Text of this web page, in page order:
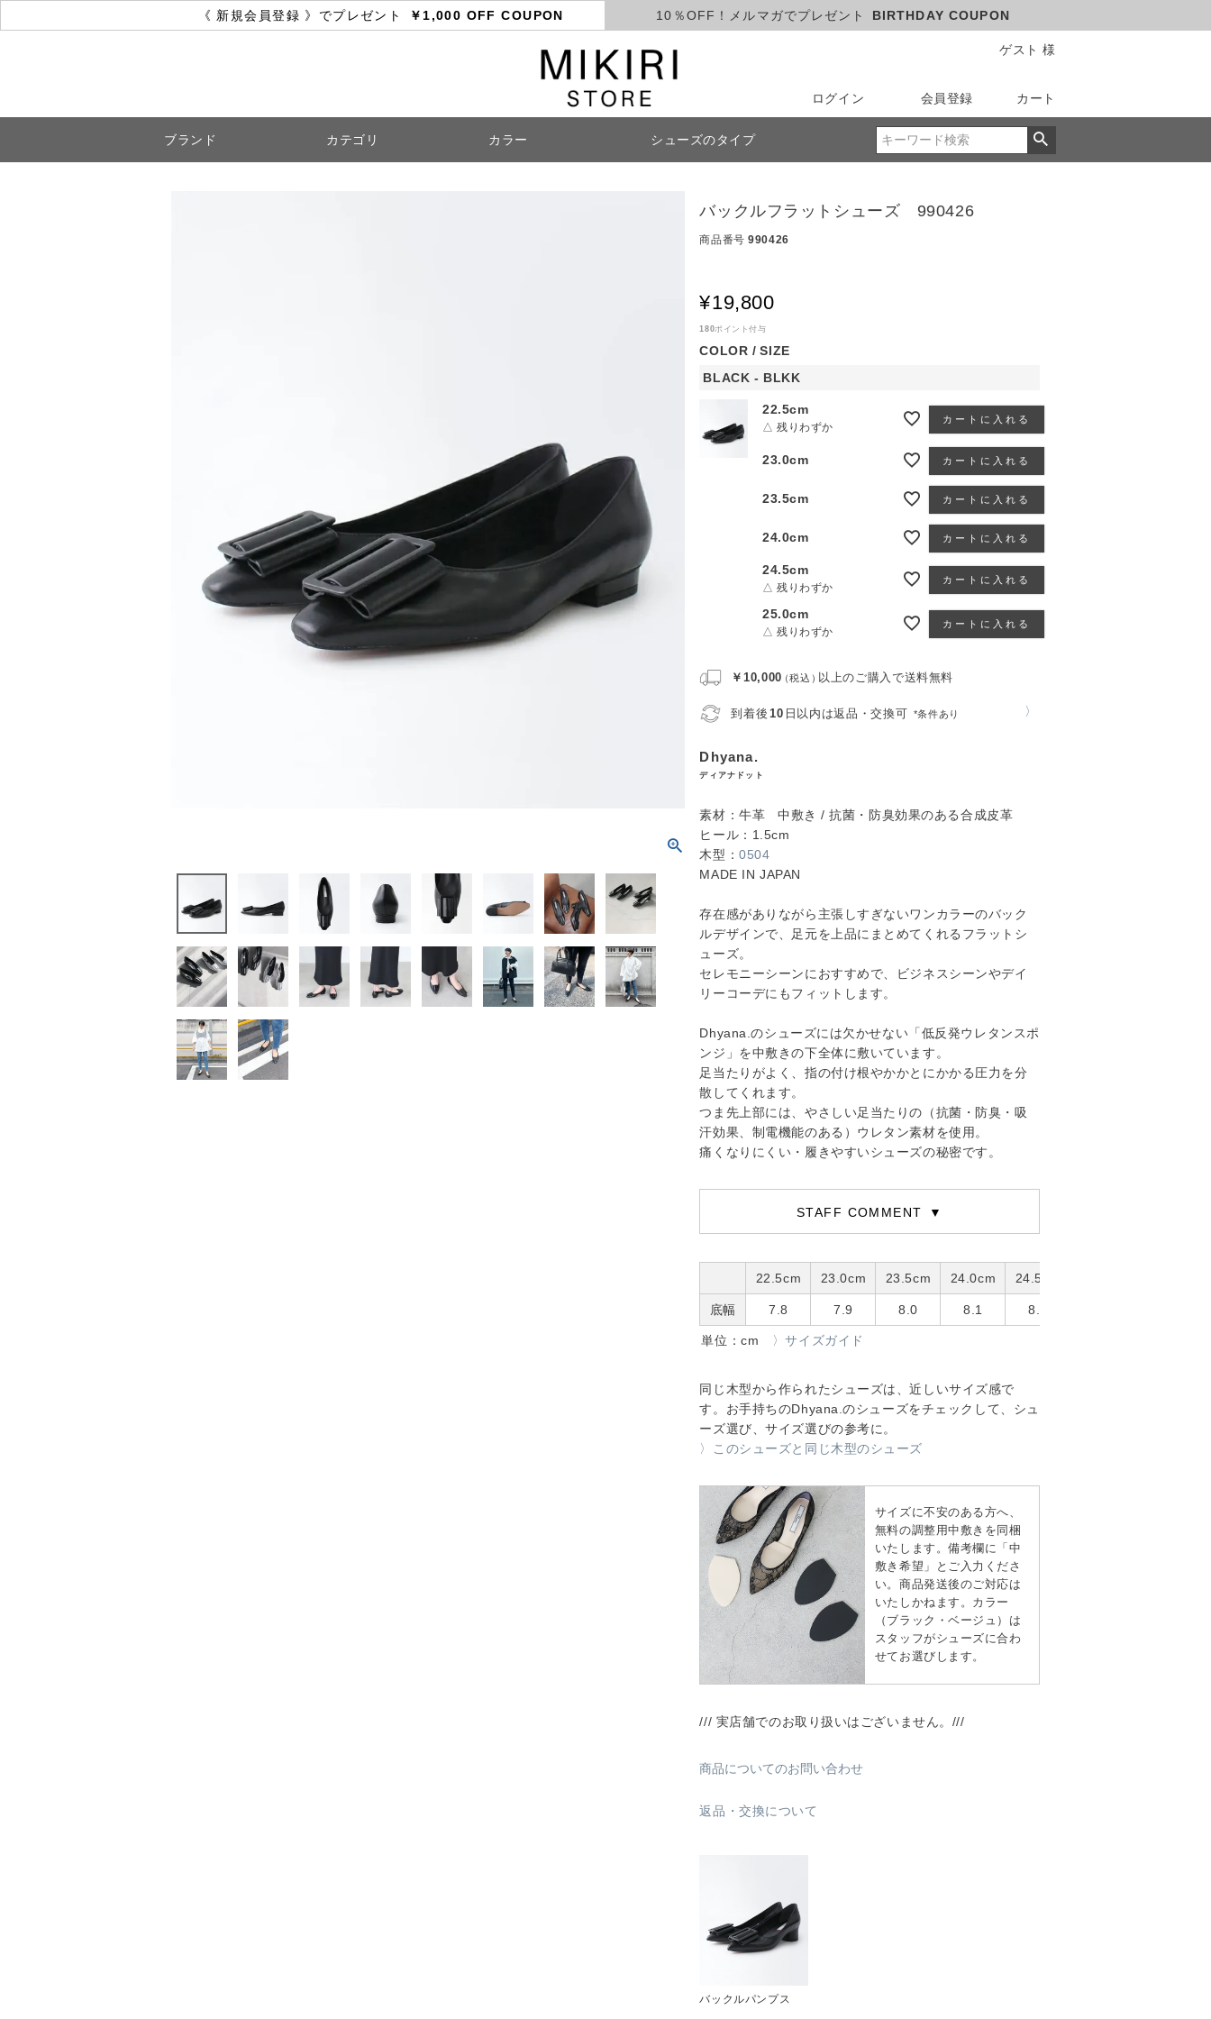
《 新規会員登録 》でプレゼント ￥1,000 OFF COUPON 10％OFF！メルマガでプレゼント BIRTHDAY COUPON
ゲスト 様
会員登録
ログイン カート
ブランド カテゴリ カラー シューズのタイプ
バックルフラットシューズ 990426
商品番号 990426
¥19,800
180ポイント付与
COLOR
SIZE
BLACK - BLKK
22.5cm
△ 残りわずか
カートに入れる
23.0cm カートに入れる
23.5cm カートに入れる
24.0cm カートに入れる
24.5cm
△ 残りわずか
カートに入れる
25.0cm
△ 残りわずか
カートに入れる
￥10,000（税込）以上のご購入で送料無料
到着後 10 日以内は返品・交換可 *条件あり 〉
Dhyana.
ディアナドット
素材：牛革 中敷き / 抗菌・防臭効果のある合成皮革
ヒール：1.5cm
木型：0504
MADE IN JAPAN
存在感がありながら主張しすぎないワンカラーのバック
ルデザインで、足元を上品にまとめてくれるフラットシ
ューズ。
セレモニーシーンにおすすめで、ビジネスシーンやデイ
リーコーデにもフィットします。
Dhyana.のシューズには欠かせない「低反発ウレタンスポ
ンジ」を中敷きの下全体に敷いています。
足当たりがよく、指の付け根やかかとにかかる圧力を分
散してくれます。
つま先上部には、やさしい足当たりの（抗菌・防臭・吸
汗効果、制電機能のある）ウレタン素材を使用。
痛くなりにくい・履きやすいシューズの秘密です。
STAFF COMMENT
22.5cm 23.0cm 23.5cm 24.0cm 24.5cm
底幅 7.8 7.9 8.0 8.1 8.2
単位：cm 〉サイズガイド
同じ木型から作られたシューズは、近しいサイズ感で
す。お手持ちのDhyana.のシューズをチェックして、シュ
ーズ選び、サイズ選びの参考に。
〉このシューズと同じ木型のシューズ
サイズに不安のある方へ、
無料の調整用中敷きを同梱
いたします。備考欄に「中
敷き希望」とご入力くださ
い。商品発送後のご対応は
いたしかねます。カラー
（ブラック・ベージュ）は
スタッフがシューズに合わ
せてお選びします。
/// 実店舗でのお取り扱いはございません。///
商品についてのお問い合わせ
返品・交換について
バックルパンプス